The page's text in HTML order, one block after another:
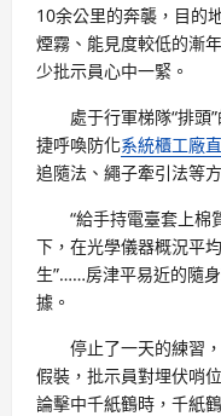
10余公里的奔襲，目的
煙霧、能見度較低的漸
少批示員心中一緊。
處于行軍梯隊“排頭
捷呼喚防化系統櫃工廠
追隨法、繩子牽引法等
“給手持電臺套上棉
下，在光學儀器概況平
生”……房津平易近的隨
據。
停止了一天的練習
假裝，批示員對埋伏哨
論擊中千紙鶴時，千紙